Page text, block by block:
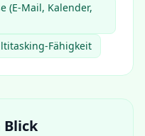
(E-Mail, Kalender,
Fähigkeit
Blick